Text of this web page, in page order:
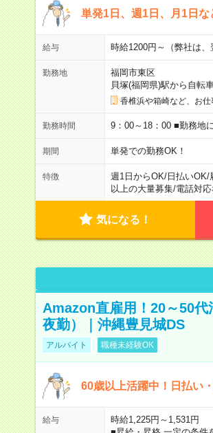
単発1日、週1日、月1日
給与 時給1200円～（弊社は
勤務地
福岡市東区
貝塚(福岡県)駅から自転
香椎浜や箱崎など、お仕
勤務時間 9：00～18：00 ■勤務地
期間 単発での勤務OK！
特徴 週1日からOK/日払いOK/
以上の大量募集/電話対応
気になる！
Amazon直雇用！20～50
夜勤）｜沖縄豊見城DS
アルバイト 職種未経験OK
60歳以上活躍中！日払い
給与
時給1,225円～1,531円